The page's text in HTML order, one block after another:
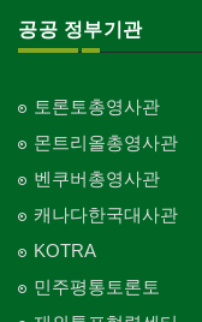
공공 정부기관
토론토총영사관
몬트리올총영사관
벤쿠버총영사관
캐나다한국대사관
KOTRA
민주평통토론토